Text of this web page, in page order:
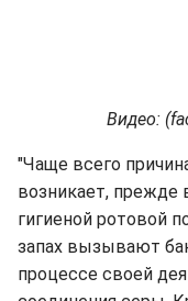
Видео:
"Чаще всего
возникает, прежде
гигиеной ротовой
запах вызывают
процессе своей